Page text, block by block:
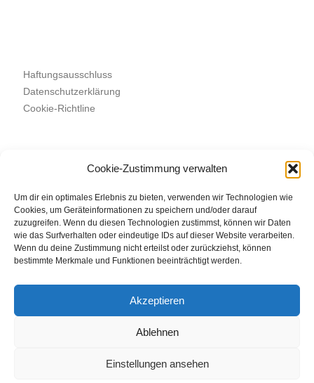
Cookie-Zustimmung verwalten
Um dir ein optimales Erlebnis zu bieten, verwenden wir Technologien wie
Cookies, um Geräteinformationen zu speichern und/oder darauf
zuzugreifen. Wenn du diesen Technologien zustimmst, können wir Daten
wie das Surfverhalten oder eindeutige IDs auf dieser Website verarbeiten.
Wenn du deine Zustimmung nicht erteilst oder zurückziehst, können
bestimmte Merkmale und Funktionen beeinträchtigt werden.
Akzeptieren
Ablehnen
Einstellungen ansehen
Haftungsausschluss
Datenschutzerklärung
Cookie-Richtline
SUCHEN